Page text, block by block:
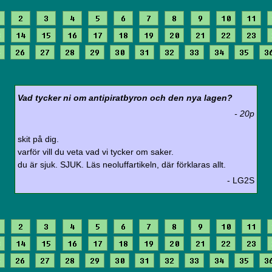
2 3 4 5 6 7 8 9 10 11
14 15 16 17 18 19 20 21 22 23
26 27 28 29 30 31 32 33 34 35
Vad tycker ni om antipiratbyron och den nya lagen?
- 20p
skit på dig.
varför vill du veta vad vi tycker om saker.
du är sjuk. SJUK. Läs neoluffartikeln, där förklaras allt.
- LG2S
2 3 4 5 6 7 8 9 10 11
14 15 16 17 18 19 20 21 22 23
26 27 28 29 30 31 32 33 34 35